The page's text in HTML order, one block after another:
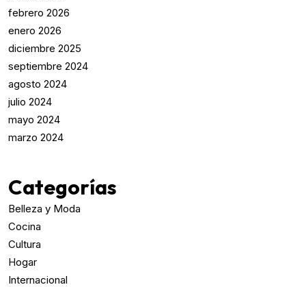
febrero 2026
enero 2026
diciembre 2025
septiembre 2024
agosto 2024
julio 2024
mayo 2024
marzo 2024
Categorías
Belleza y Moda
Cocina
Cultura
Hogar
Internacional